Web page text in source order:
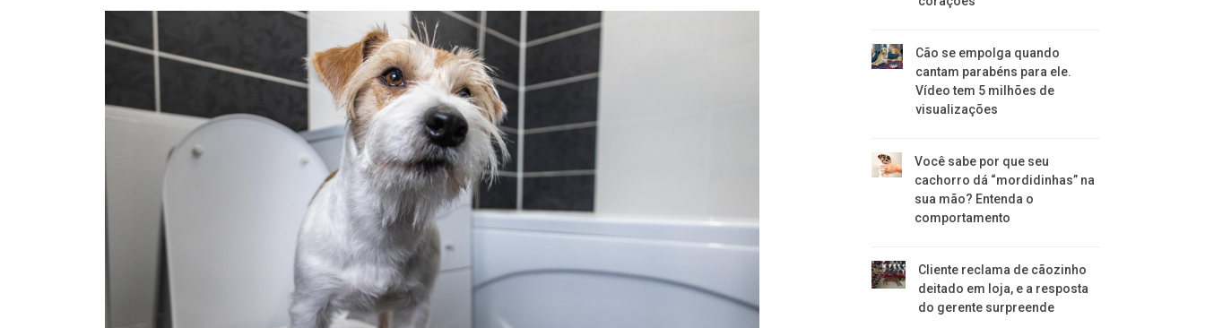
Cão se empolga quando
cantam parabéns para ele.
Vídeo tem 5 milhões de
visualizações
Você sabe por que seu
cachorro dá “mordidinhas” na
sua mão? Entenda o
comportamento
Cliente reclama de cãozinho
deitado em loja, e a resposta
do gerente surpreende